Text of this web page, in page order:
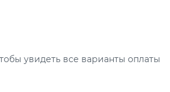
увидеть все варианты оплаты